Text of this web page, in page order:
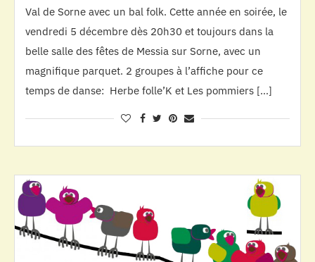
Val de Sorne avec un bal folk. Cette année en soirée, le
vendredi 5 décembre dès 20h30 et toujours dans la
belle salle des fêtes de Messia sur Sorne, avec un
magnifique parquet. 2 groupes à l’affiche pour ce
temps de danse: Herbe folle’K et Les pommiers […]